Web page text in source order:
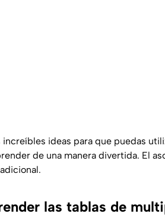
ideas para que puedas
de una manera divertida. El
las tablas de